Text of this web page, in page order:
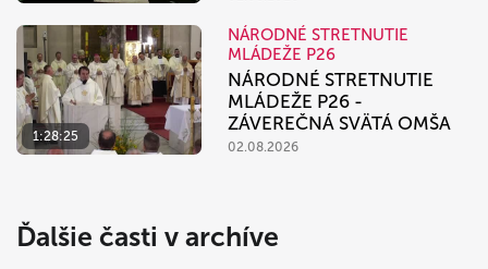
1:28:25
NÁRODNÉ STRETNUTIE
MLÁDEŽE P26
NÁRODNÉ STRETNUTIE
MLÁDEŽE P26 -
ZÁVEREČNÁ SVÄTÁ OMŠA
02.08.2026
Ďalšie časti v archíve